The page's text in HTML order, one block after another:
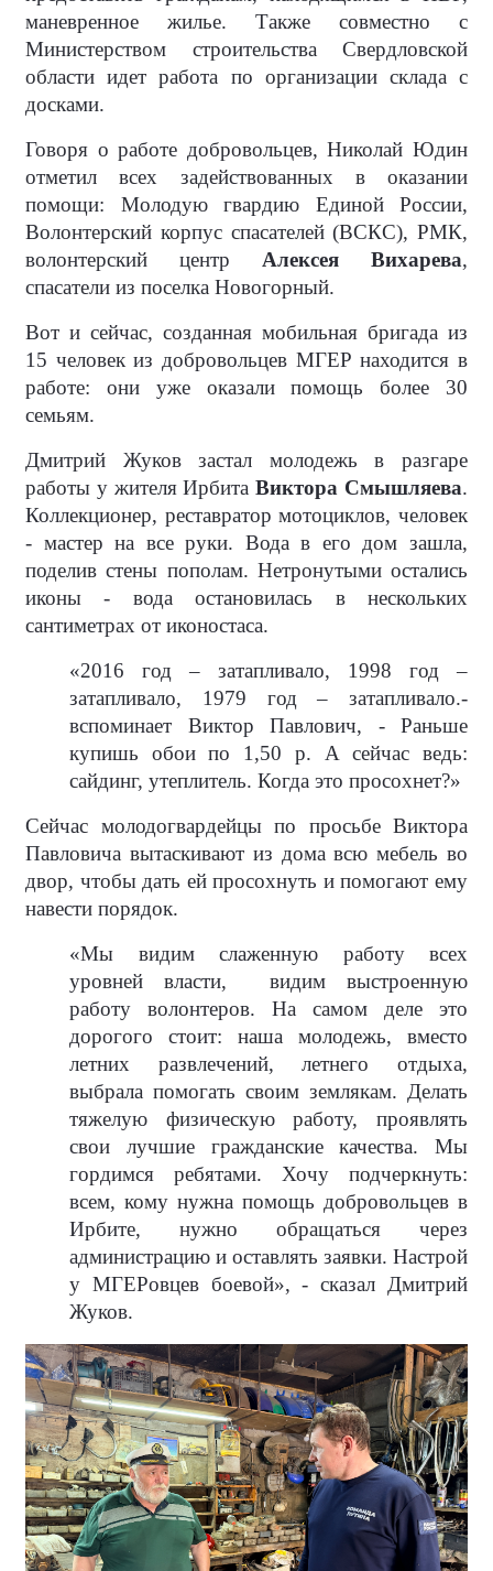
маневренное жилье. Также совместно с
Министерством строительства Свердловской
области идет работа по организации склада с
досками.
Говоря о работе добровольцев, Николай Юдин
отметил всех задействованных в оказании
помощи: Молодую гвардию Единой России,
Волонтерский корпус спасателей (ВСКС), РМК,
волонтерский центр Алексея Вихарева,
спасатели из поселка Новогорный.
Вот и сейчас, созданная мобильная бригада из
15 человек из добровольцев МГЕР находится в
работе: они уже оказали помощь более 30
семьям.
Дмитрий Жуков застал молодежь в разгаре
работы у жителя ИрбитаВиктора Смышляева.
Коллекционер, реставратор мотоциклов, человек
- мастер на все руки. Вода в его дом зашла,
поделив стены пополам. Нетронутыми остались
иконы - вода остановилась в нескольких
сантиметрах от иконостаса.
«2016 год – затапливало, 1998 год –
затапливало, 1979 год – затапливало.-
вспоминает Виктор Павлович, - Раньше
купишь обои по 1,50 р. А сейчас ведь:
сайдинг, утеплитель. Когда это просохнет?»
Сейчас молодогвардейцы по просьбе Виктора
Павловича вытаскивают из дома всю мебель во
двор, чтобы дать ей просохнуть и помогают ему
навести порядок.
«Мы видим слаженную работу всех
уровней власти,
видим выстроенную
работу волонтеров. На самом деле это
дорогого стоит: наша молодежь, вместо
летних развлечений, летнего отдыха,
выбрала помогать своим землякам. Делать
тяжелую физическую работу, проявлять
свои лучшие гражданские качества. Мы
гордимся ребятами. Хочу подчеркнуть:
всем, кому нужна помощь добровольцев в
Ирбите, нужно обращаться через
администрацию и оставлять заявки. Настрой
у МГЕРовцев боевой», - сказал Дмитрий
Жуков.